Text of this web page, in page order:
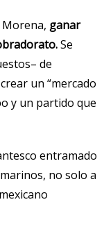
ganar
Se
de
un “mercado
y un partido que
entramado
no solo a